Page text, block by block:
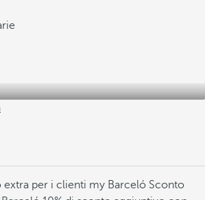
extra per i clienti my Barceló Sconto